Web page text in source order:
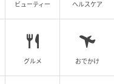
ビューティー ヘルスケア
グルメ おでかけ